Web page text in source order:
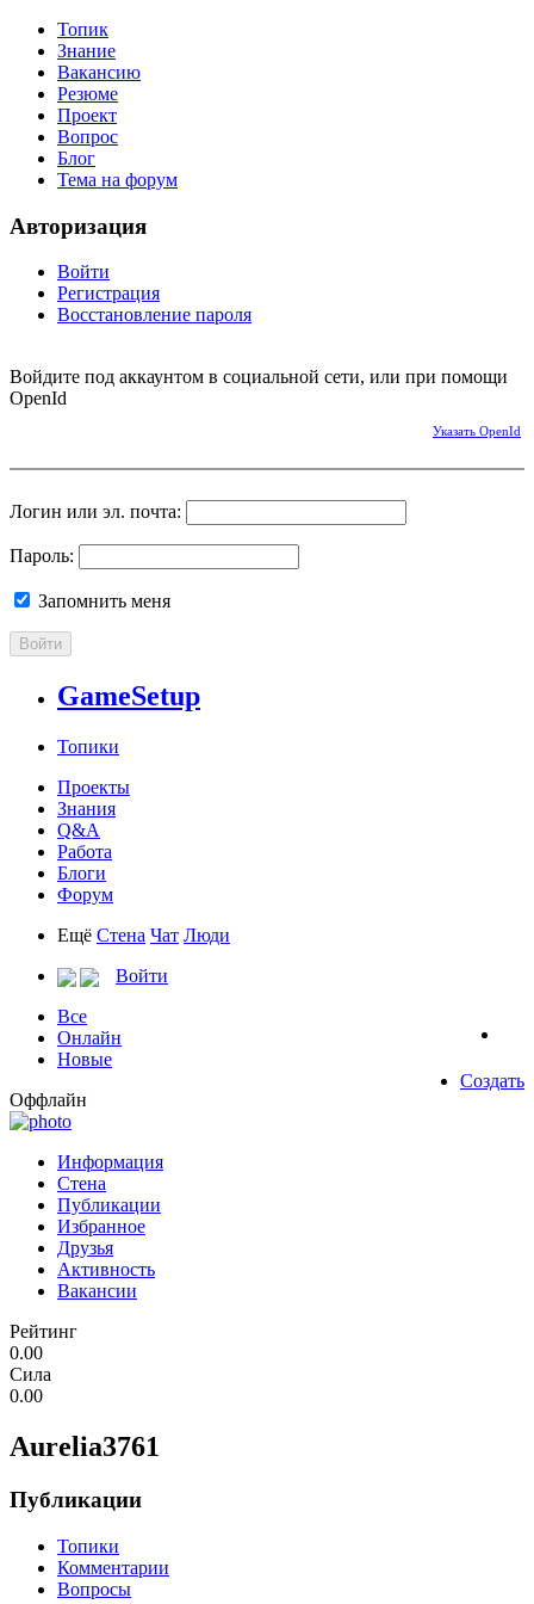
Топик
Знание
Вакансию
Резюме
Проект
Вопрос
Блог
Тема на форум
Авторизация
Войти
Регистрация
Восстановление пароля
Войдите под аккаунтом в социальной сети, или при помощи
OpenId
Указать OpenId
Логин или эл. почта:
Пароль:
Запомнить меня
Войти
GameSetup
Топики
Проекты
Знания
Q&A
Работа
Блоги
Форум
Ещё Стена Чат Люди
Войти
Все
Онлайн
Новые
Создать
Оффлайн
Информация
Стена
Публикации
Избранное
Друзья
Активность
Вакансии
Рейтинг
0.00
Сила
0.00
Aurelia3761
Публикации
Топики
Комментарии
Вопросы